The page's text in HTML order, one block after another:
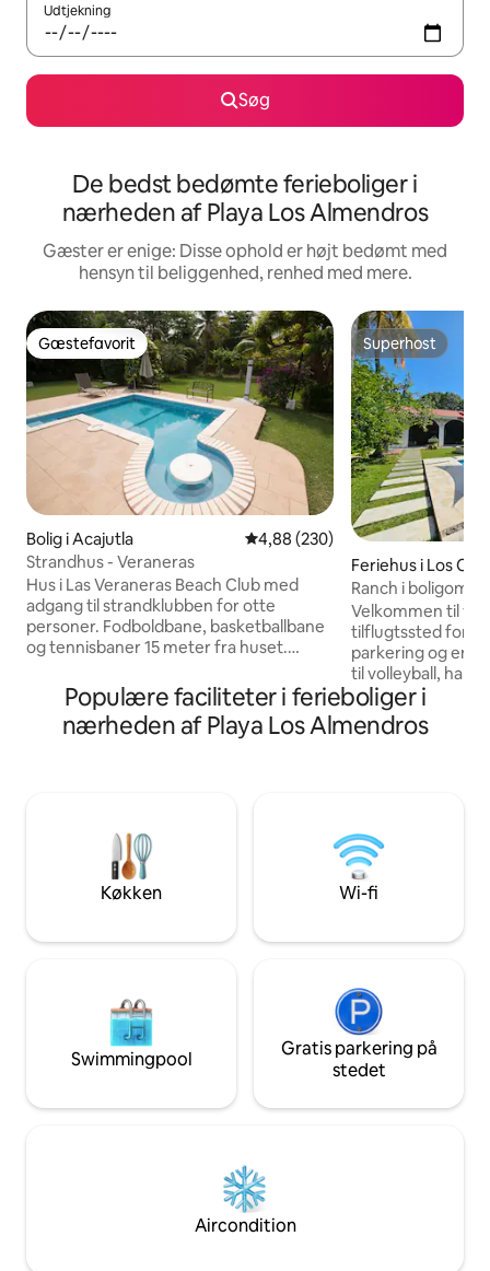
Udtjekning
Søg
De bedst bedømte ferieboliger i
nærheden af Playa Los Almendros
Gæster er enige: Disse ophold er højt bedømt med
hensyn til beliggenhed, renhed med mere.
Gæstefavorit
Gæstefavorit
Bolig i Acajutla 4,88 ud af 5 i gennemsnitlig
4,88 (230)
Strandhus - Veraneras
Hus i Las Veraneras Beach Club med
adgang til strandklubben for otte
personer. Fodboldbane, basketballbane
og tennisbaner 15 meter fra huset.
døgnet rundt. Omfatter
rengøringsservice, der udføres af
betroet personale. Rengøring hver 2.
problem at parkere. Der er en Oasis,
som bruger glasvandflasker til
drikkevand.
Superhost
Superhost
Feriehus i Los
Ranch i
Velkommen til
tilflugtssted for
parkering og en
til volleyball, har
sjov. Tag en dukkert i den private pool,
nyd
eller slap af på
rygning er
Velkommen til
Populære faciliteter i ferieboliger i
nærheden af Playa Los Almendros
Køkken Wi-fi
Swimmingpool
Gratis parkering på
stedet
Aircondition